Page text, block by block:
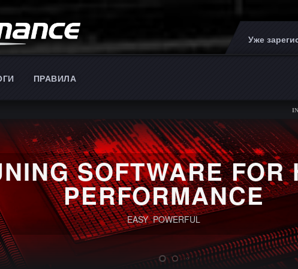
Уже
ПРАВИЛА
INNOVATIVE
SOFTWARE
Tronic
writing for TCUS Bosch ZF8HP45, ZF8HP50, ZF8HP90 and Temic DQ250,